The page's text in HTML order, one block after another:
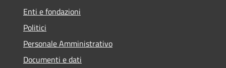
Enti e fondazioni
Politici
Personale Amministrativo
Documenti e dati